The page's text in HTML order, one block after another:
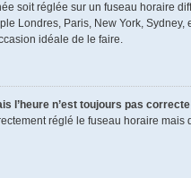
soit réglée sur un fuseau horaire
Londres, Paris, New York,
idéale de le faire.
l’heure n’est toujours pas
réglé le fuseau horaire